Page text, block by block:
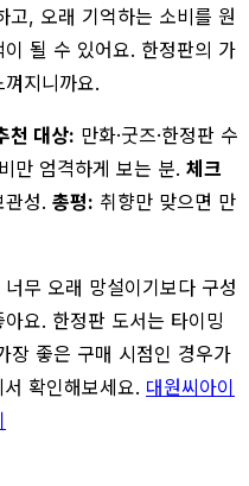
, 오래 기억하는 소비를 원
될 수 있어요. 한정판의 가
지니까요.
천 대상: 만화·굿즈·한정판 수
만 엄격하게 보는 분. 체크
성. 총평: 취향만 맞으면 만
무 오래 망설이기보다 구성
요. 한정판 도서는 타이밍
장 좋은 구매 시점인 경우가
확인해보세요. 대원씨아이